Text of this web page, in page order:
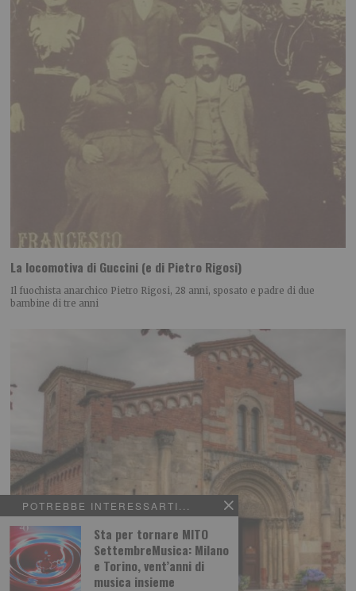
POTREBBE INTERESSARTI...
Sta per tornare MITO
SettembreMusica: Milano
e Torino, vent’anni di
musica insieme
La locomotiva di Guccini (e di Pietro Rigosi)
Il fuochista anarchico Pietro Rigosi, 28 anni, sposato e padre di due
bambine di tre anni